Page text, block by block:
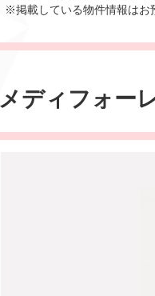
※掲載している物件情報はお
メディフォー